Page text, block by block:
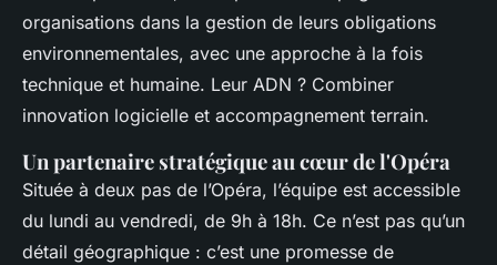
organisations dans la gestion de leurs obligations
environnementales, avec une approche à la fois
technique et humaine. Leur ADN ? Combiner
innovation logicielle et accompagnement terrain.
Un partenaire stratégique au cœur de l'Opéra
Située à deux pas de l’Opéra, l’équipe est accessible
du lundi au vendredi, de 9h à 18h. Ce n’est pas qu’un
détail géographique : c’est une promesse de